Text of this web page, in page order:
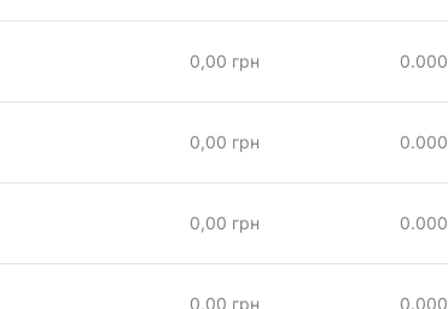
0,00 грн 0.000
0,00 грн 0.000
0,00 грн 0.000
0,00 грн 0.000